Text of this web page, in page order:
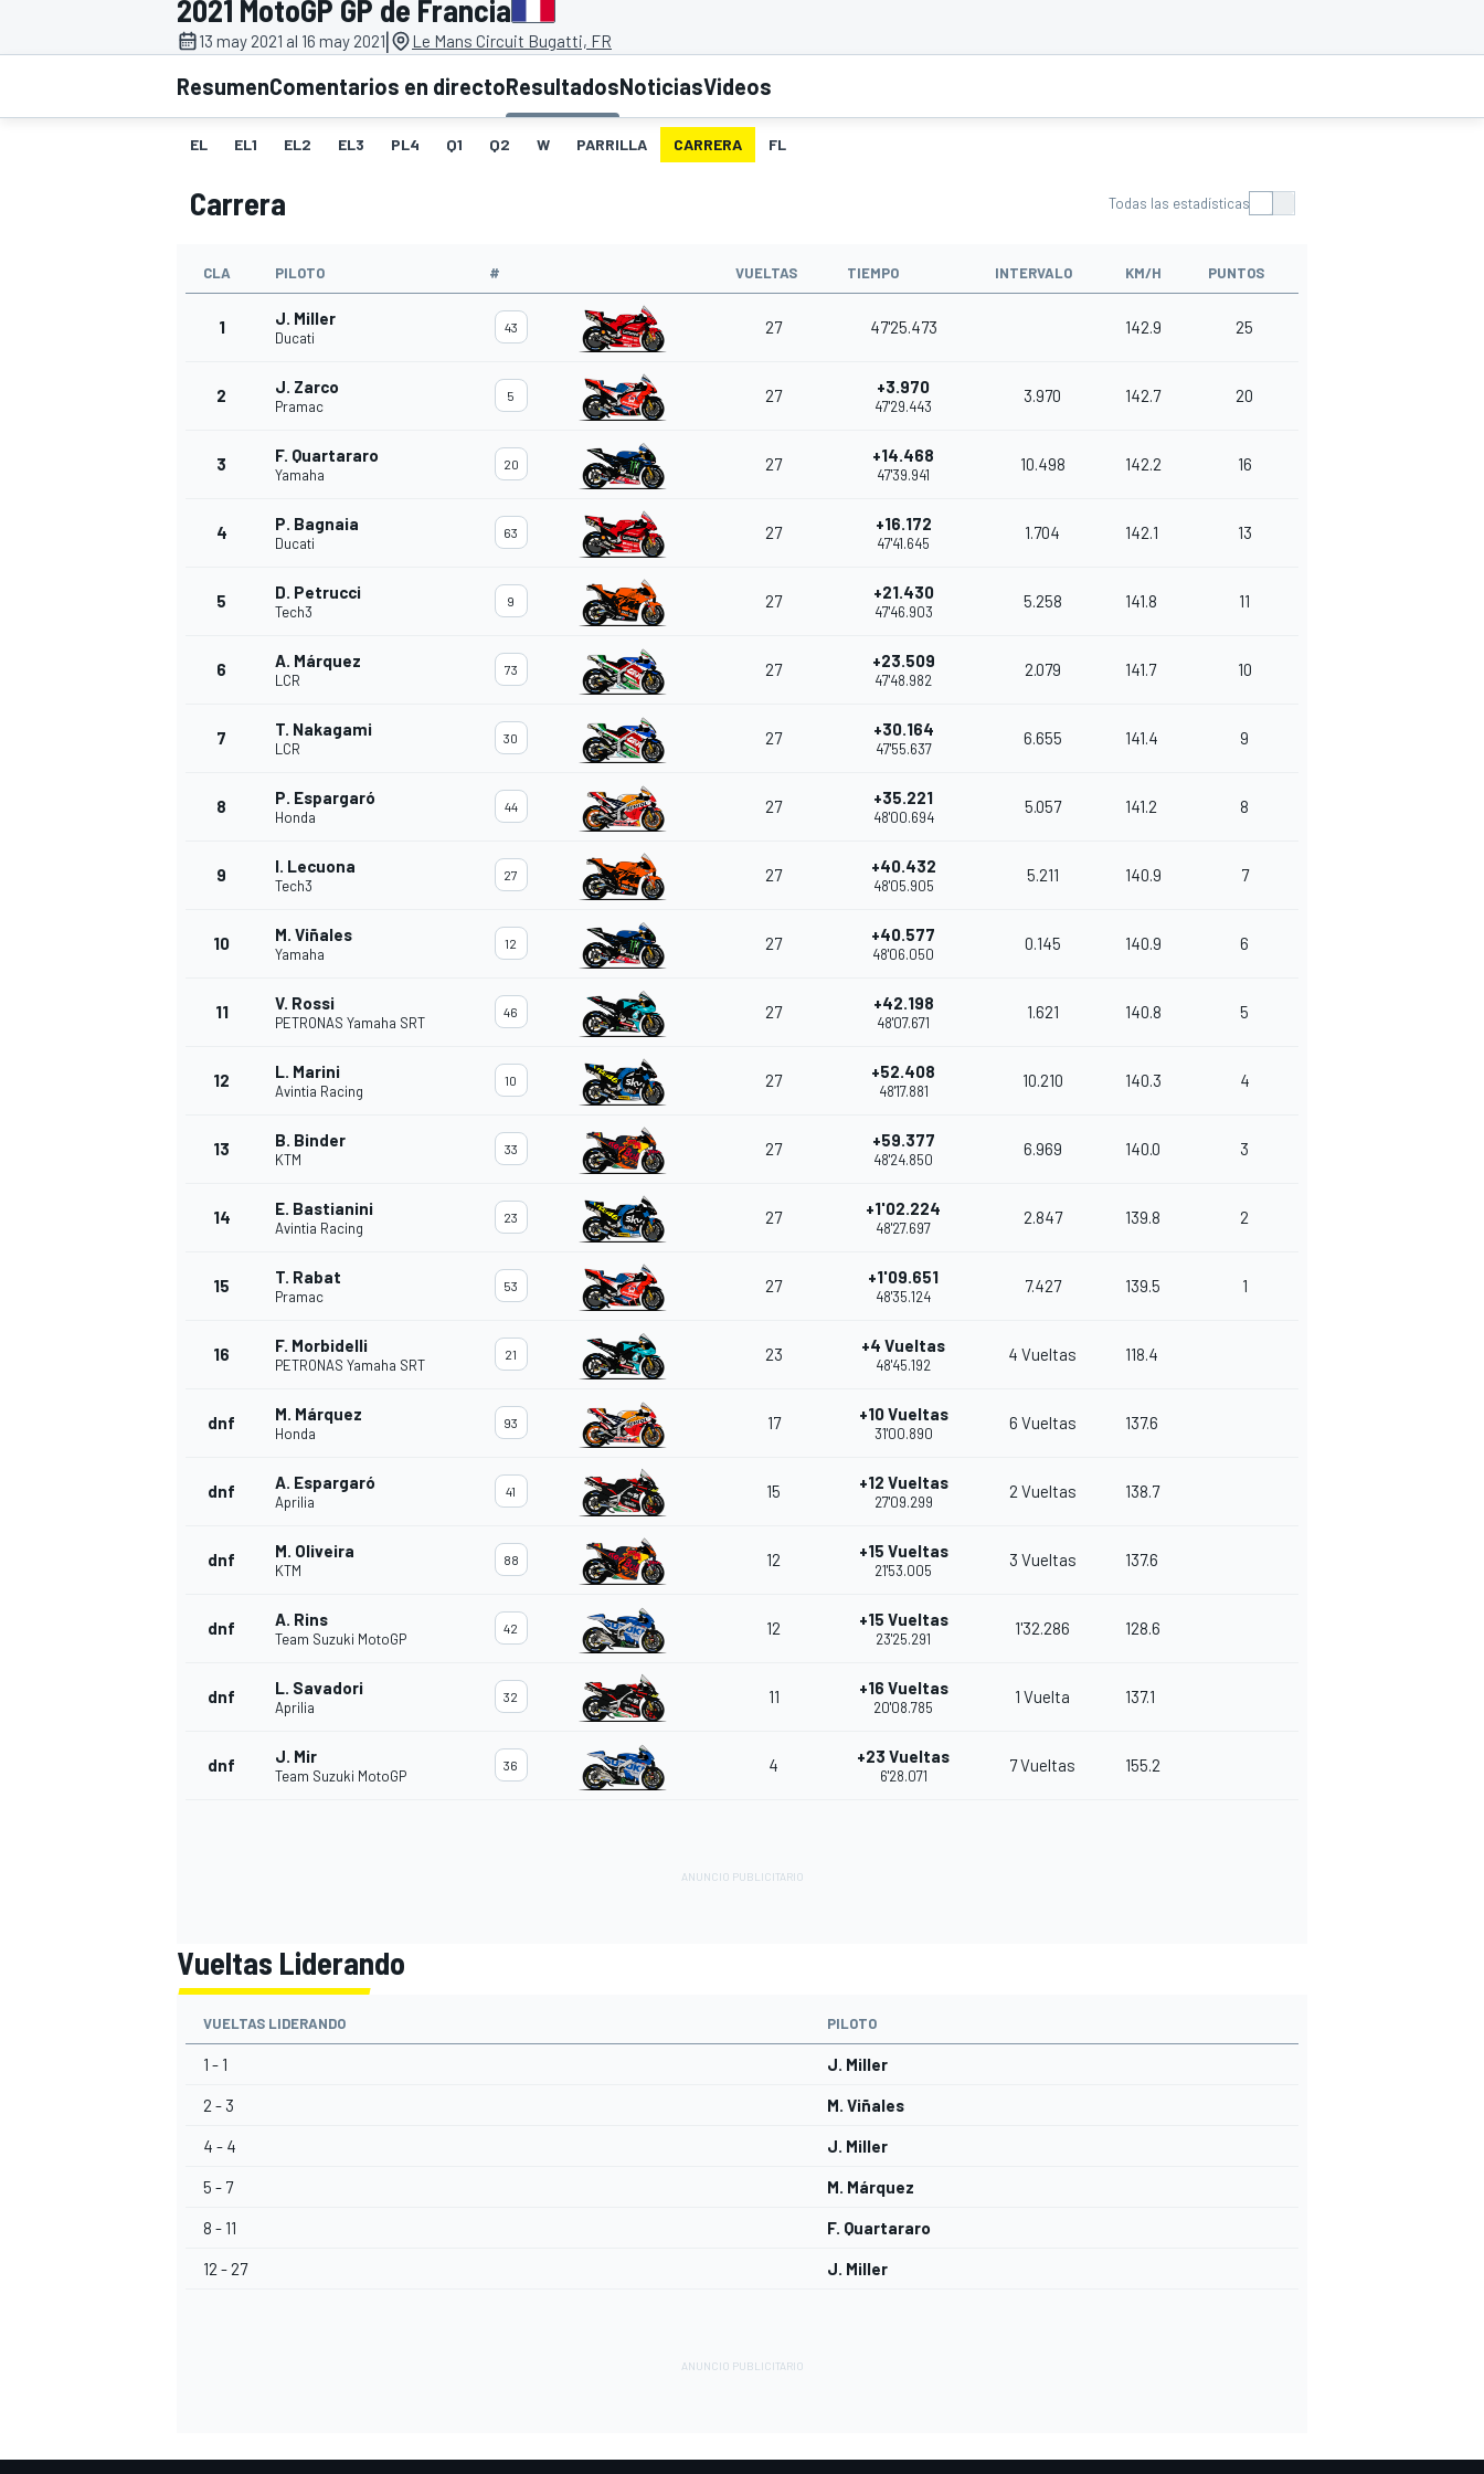
FÓRMULA E MOTO
2021 MotoGP GP de Francia
13 may 2021 al 16 may 2021| Le Mans Circuit Bugatti, FR
ResumenComentarios en directoResultadosNoticiasVideos
EL EL1 EL2 EL3 PL4 Q1 Q2 W PARRILLA CARRERA FL
Carrera Todas las estadísticas
CLA PILOTO # VUELTAS TIEMPO INTERVALO KM/H PUNTOS
1 J. Miller
Ducati
43 27 47'25.473 142.9 25
2 J. Zarco
Pramac
5 27 +3.970
47'29.443
3.970 142.7 20
3 F. Quartararo
Yamaha
20 27 +14.468
47'39.941
10.498 142.2 16
4 P. Bagnaia
Ducati
63 27 +16.172
47'41.645
1.704 142.1 13
5 D. Petrucci
Tech3
9 27 +21.430
47'46.903
5.258 141.8 11
6 A. Márquez
LCR
73 27 +23.509
47'48.982
2.079 141.7 10
7 T. Nakagami
LCR
30 27 +30.164
47'55.637
6.655 141.4 9
8 P. Espargaró
Honda
44 27 +35.221
48'00.694
5.057 141.2 8
9 I. Lecuona
Tech3
27 27 +40.432
48'05.905
5.211 140.9 7
10 M. Viñales
Yamaha
12 27 +40.577
48'06.050
0.145 140.9 6
11 V. Rossi
PETRONAS Yamaha SRT
46 27 +42.198
48'07.671
1.621 140.8 5
12 L. Marini
Avintia Racing
10 27 +52.408
48'17.881
10.210 140.3 4
13 B. Binder
KTM
33 27 +59.377
48'24.850
6.969 140.0 3
14 E. Bastianini
Avintia Racing
23 27 +1'02.224
48'27.697
2.847 139.8 2
15 T. Rabat
Pramac
53 27 +1'09.651
48'35.124
7.427 139.5 1
16 F. Morbidelli
PETRONAS Yamaha SRT
21 23 +4 Vueltas
48'45.192
4 Vueltas 118.4
dnf M. Márquez
Honda
93 17 +10 Vueltas
31'00.890
6 Vueltas 137.6
dnf A. Espargaró
Aprilia
41 15 +12 Vueltas
27'09.299
2 Vueltas 138.7
dnf M. Oliveira
KTM
88 12 +15 Vueltas
21'53.005
3 Vueltas 137.6
dnf A. Rins
Team Suzuki MotoGP
42 12 +15 Vueltas
23'25.291
1'32.286 128.6
dnf L. Savadori
Aprilia
32 11 +16 Vueltas
20'08.785
1 Vuelta 137.1
dnf J. Mir
Team Suzuki MotoGP
36 4 +23 Vueltas
6'28.071
7 Vueltas 155.2
Vueltas Liderando
VUELTAS LIDERANDO PILOTO
1 - 1 J. Miller
2 - 3 M. Viñales
4 - 4 J. Miller
5 - 7 M. Márquez
8 - 11 F. Quartararo
12 - 27 J. Miller